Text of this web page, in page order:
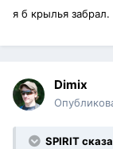
я б крылья забрал.
Dimix
SPIRIT